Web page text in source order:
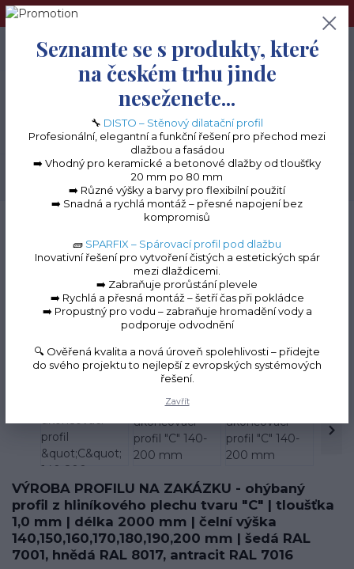
➢Terče pod dlažbu naleznete na e-shopu www.terceshop.cz!➢
+420 605 740 744
0
0 Kč
Terasové profily na terče Terasové profily "C" k terčům
Balkonový ukončovací
profil "C" 140-200 mm
Novinka
VÝROBA PROFILU NA ZAKÁZKU - ohýbaný
profil z hliníkového plechu tvaru "C" | tloušťka
1,0 mm | délka 2000 mm | čelní výška
140,150,160,170,180,190,200 mm | šedá RAL
7001, hnědá RAL 8017, antracit RAL 7016
Seznamte se s produkty, které
na českém trhu jinde
neseženete...
🔧 DISTO – Stěnový dilatační profil
Profesionální, elegantní a funkční řešení pro přechod mezi
dlažbou a fasádou
➡️ Vhodný pro keramické a betonové dlažby od tloušťky
20 mm po 80 mm
➡️ Různé výšky a barvy pro flexibilní použití
➡️ Snadná a rychlá montáž – přesné napojení bez
kompromisů
🧱 SPARFIX – Spárovací profil pod dlažbu
Inovativní řešení pro vytvoření čistých a estetických spár
mezi dlaždicemi.
➡️ Zabraňuje prorůstání plevele
➡️ Rychlá a přesná montáž – šetří čas při pokládce
➡️ Propustný pro vodu – zabraňuje hromadění vody a
podporuje odvodnění
🔍 Ověřená kvalita a nová úroveň spolehlivosti – přidejte
do svého projektu to nejlepší z evropských systémových
řešení.
Zavřít